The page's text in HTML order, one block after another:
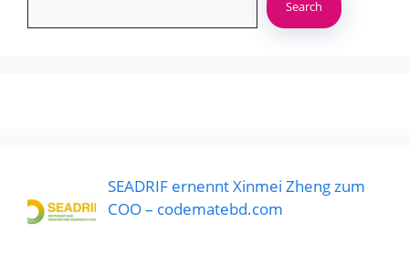
Search
SEADRIF ernennt Xinmei Zheng zum
COO – codematebd.com